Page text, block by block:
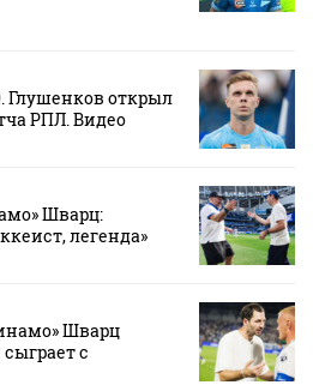
Глушенков открыл
РПЛ. Видео
Шварц:
легенда»
Шварц
с